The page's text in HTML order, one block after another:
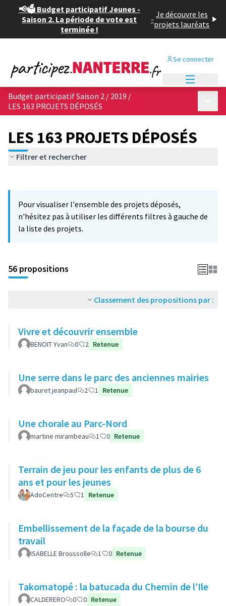
📢🗳️ Budget participatif Jeunes -
Saison 2. La période de vote est
terminée !
- Je découvre les
projets lauréats
Se connecter
Budget participatif Saison 2 / 2019 /
LES 163 PROJETS DÉPOSÉS
LES 163 PROJETS DÉPOSÉS
Filtrer et rechercher
−
Pour visualiser l'ensemble des projets déposés,
n'hésitez pas à utiliser les différents filtres à gauche de
la liste des projets.
56 propositions
Classement des propositions par :
Vivre et découvrir ensemble
BENOIT Yvan 0 2 Retenue
Une serre dans le parc des anciennes mairies
bauret jeanpaul 2 1 Retenue
Une chorale au Parc-Nord
martine mirambeau 1 0 Retenue
Terrain de jeu pour les enfants de plus de 6
ans et pour les jeunes
AdoCentre 5 1 Retenue
Embellissement de la façade de la bourse du
travail
ISABELLE Broussolle 1 0 Retenue
Takomatopé : la batucada du Chemin de l’Ile
CALDERERO 0 0 Retenue